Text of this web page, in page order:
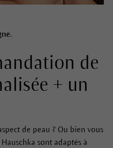
de
+ un
de peau ? Ou bien vous
sont adaptés à